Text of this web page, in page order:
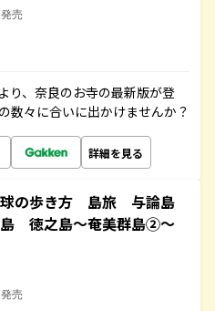
売
り、奈良のお寺の最新版が登
数々に合いに出かけませんか？
詳細を見る
の歩き方 島旅 与論島
島 徳之島～奄美群島②～
売